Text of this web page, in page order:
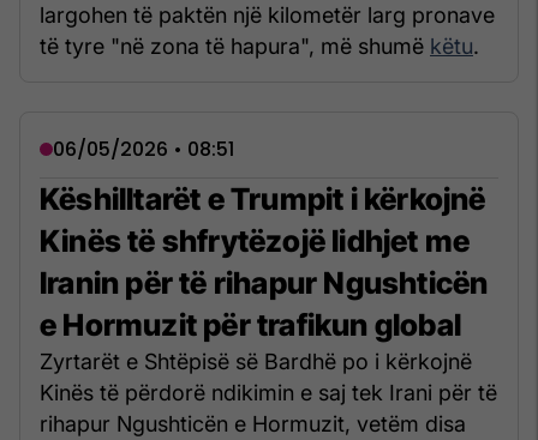
largohen të paktën një kilometër larg pronave
të tyre "në zona të hapura", më shumë këtu.
06/05/2026 • 08:51
Këshilltarët e Trumpit i kërkojnë
Kinës të shfrytëzojë lidhjet me
Iranin për të rihapur Ngushticën
e Hormuzit për trafikun global
Zyrtarët e Shtëpisë së Bardhë po i kërkojnë
Kinës të përdorë ndikimin e saj tek Irani për të
rihapur Ngushticën e Hormuzit, vetëm disa